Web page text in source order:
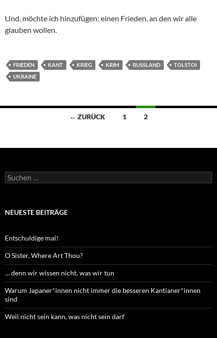
Und, möchte ich hinzufügen: einen Frieden, an den wir alle
glauben wollen.
FRIEDEN KANT KRIEG KRIM RUSSLAND
TOLSTOI
UKRAINE
Beitragsnavigation
← ZURÜCK 1 2
Suchen
nach:
NEUESTE BEITRÄGE
Entschuldige mal!
O Sister, Where Art Thou?
… denn wir wissen nicht, was wir tun
Warum Japaner*innen nicht immer die besseren Kantianer*innen
sind
Weil nicht sein kann, was nicht sein darf